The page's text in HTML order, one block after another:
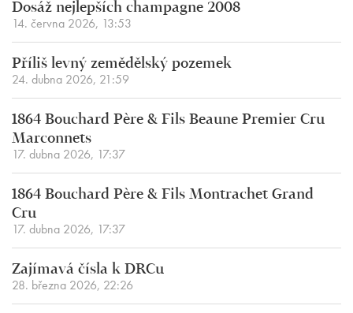
Dosáž nejlepších champagne 2008
14. června 2026, 13:53
Příliš levný zemědělský pozemek
24. dubna 2026, 21:59
1864 Bouchard Père & Fils Beaune Premier Cru
Marconnets
17. dubna 2026, 17:37
1864 Bouchard Père & Fils Montrachet Grand
Cru
17. dubna 2026, 17:37
Zajímavá čísla k DRCu
28. března 2026, 22:26